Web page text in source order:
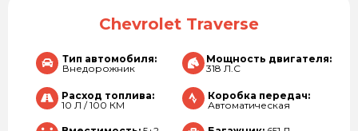
Chevrolet Traverse
Тип автомобиля:
Внедорожник
Мощность двигателя:
318 Л.С
Расход топлива:
10 Л / 100 КМ
Коробка передач:
Автоматическая